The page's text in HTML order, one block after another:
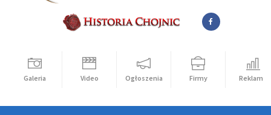
Galeria Video Ogłoszenia Firmy Reklama